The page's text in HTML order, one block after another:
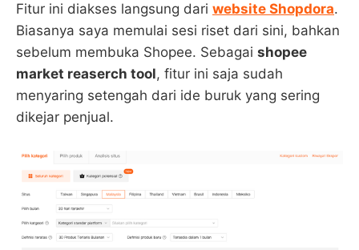
Fitur ini diakses langsung dari website Shopdora.
Biasanya saya memulai sesi riset dari sini, bahkan
sebelum membuka Shopee. Sebagai shopee
market reaserch tool, fitur ini saja sudah
menyaring setengah dari ide buruk yang sering
dikejar penjual.